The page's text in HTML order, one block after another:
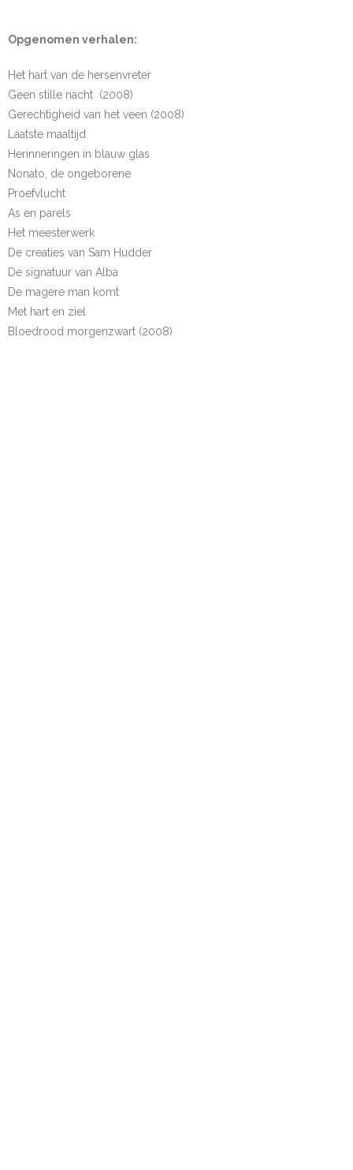
Opgenomen verhalen:
Het hart van de hersenvreter
Geen stille nacht (2008)
Gerechtigheid van het veen (2008)
Laatste maaltijd
Herinneringen in blauw glas
Nonato, de ongeborene
Proefvlucht
As en parels
Het meesterwerk
De creaties van Sam Hudder
De signatuur van Alba
De magere man komt
Met hart en ziel
Bloedrood morgenzwart (2008)